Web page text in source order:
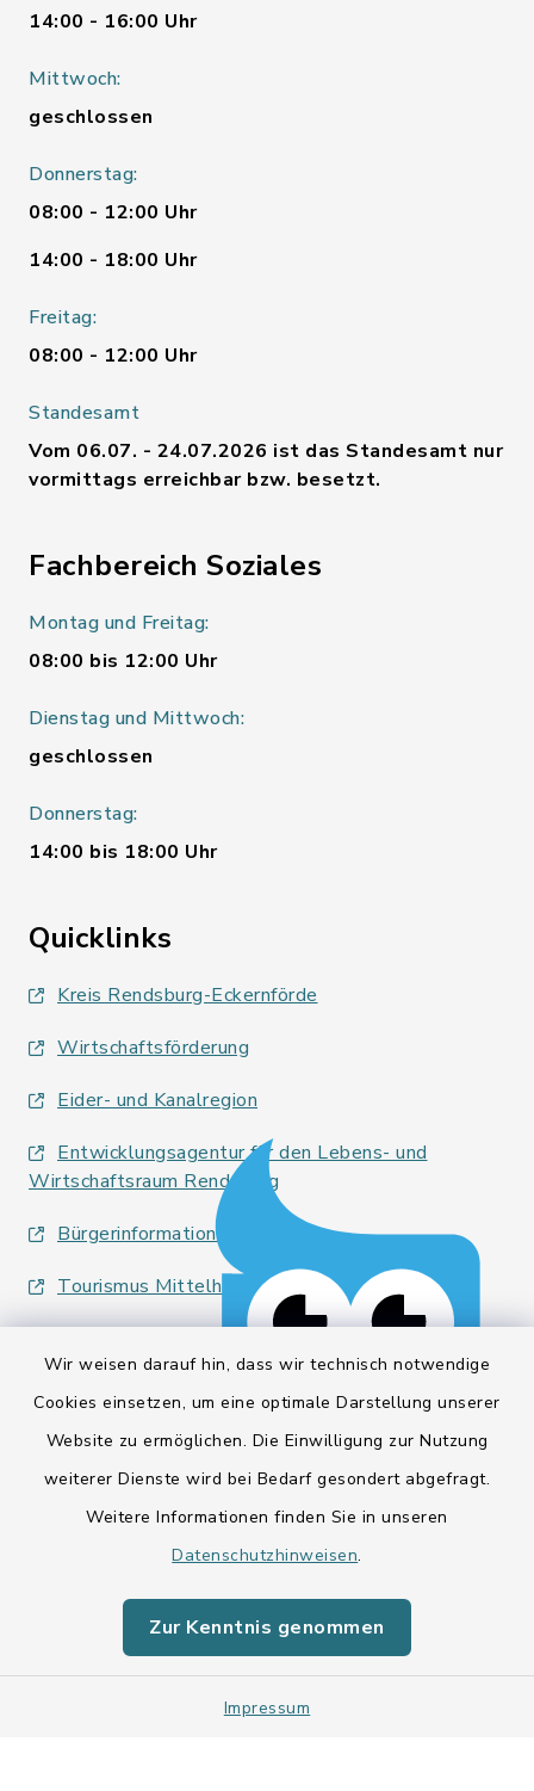
Wir weisen darauf hin, dass wir technisch notwendige
Cookies einsetzen, um eine optimale Darstellung unserer
Website zu ermöglichen. Die Einwilligung zur Nutzung
weiterer Dienste wird bei Bedarf gesondert abgefragt.
Weitere Informationen finden Sie in unseren
Datenschutzhinweisen.
Zur Kenntnis genommen
Impressum
14:00 - 16:00 Uhr
Mittwoch:
geschlossen
Donnerstag:
08:00 - 12:00 Uhr
14:00 - 18:00 Uhr
Freitag:
08:00 - 12:00 Uhr
Standesamt
Vom 06.07. - 24.07.2026 ist das Standesamt nur
vormittags erreichbar bzw. besetzt.
Fachbereich Soziales
Montag und Freitag:
08:00 bis 12:00 Uhr
Dienstag und Mittwoch:
geschlossen
Donnerstag:
14:00 bis 18:00 Uhr
Quicklinks
Kreis Rendsburg-Eckernförde
Wirtschaftsförderung
Eider- und Kanalregion
Entwicklungsagentur für den Lebens- und
Wirtschaftsraum Rendsburg
Bürgerinformationsbroschüre
Tourismus Mittelholstein
Barrierefreiheit
Impressum
Sitemap